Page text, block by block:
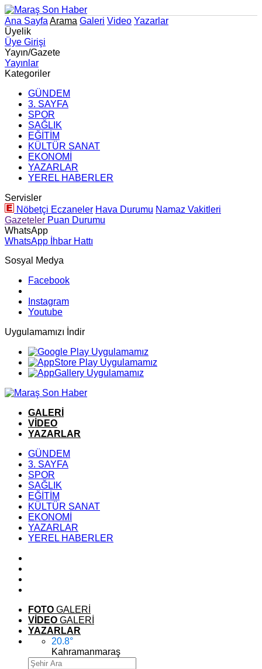
Ana Sayfa Arama Galeri Video Yazarlar
Üyelik
Üye Girişi
Yayın/Gazete
Yayınlar
Kategoriler
GÜNDEM
3. SAYFA
SPOR
SAĞLIK
EĞİTİM
KÜLTÜR SANAT
EKONOMİ
YAZARLAR
YEREL HABERLER
Servisler
Nöbetçi Eczaneler Hava Durumu Namaz Vakitleri
Gazeteler Puan Durumu
WhatsApp
WhatsApp İhbar Hattı
Sosyal Medya
Facebook
Instagram
Youtube
Uygulamamızı İndir
GALERİ
VİDEO
YAZARLAR
GÜNDEM
3. SAYFA
SPOR
SAĞLIK
EĞİTİM
KÜLTÜR SANAT
EKONOMİ
YAZARLAR
YEREL HABERLER
FOTO GALERİ
VİDEO GALERİ
YAZARLAR
20.8°
Kahramanmaraş